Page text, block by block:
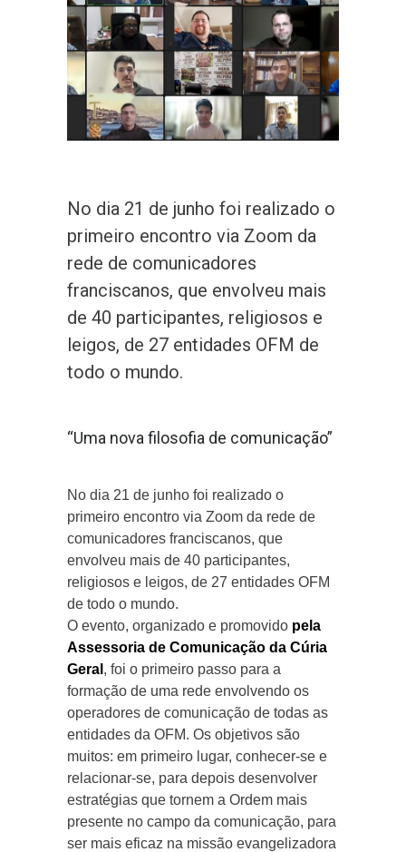
No dia 21 de junho foi realizado o
primeiro encontro via Zoom da
rede de comunicadores
franciscanos, que envolveu mais
de 40 participantes, religiosos e
leigos, de 27 entidades OFM de
todo o mundo.
“Uma nova filosofia de comunicação”
No dia 21 de junho foi realizado o
primeiro encontro via Zoom da rede de
comunicadores franciscanos, que
envolveu mais de 40 participantes,
religiosos e leigos, de 27 entidades OFM
de todo o mundo.
O evento, organizado e promovido pela
Assessoria de Comunicação da Cúria
Geral , foi o primeiro passo para a
formação de uma rede envolvendo os
operadores de comunicação de todas as
entidades da OFM. Os objetivos são
muitos: em primeiro lugar, conhecer-se e
relacionar-se, para depois desenvolver
estratégias que tornem a Ordem mais
presente no campo da comunicação, para
ser mais eficaz na missão evangelizadora